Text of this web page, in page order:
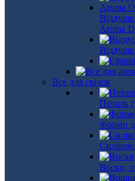
Aroma
Все для свічок
Поталь
Форми
Воски,